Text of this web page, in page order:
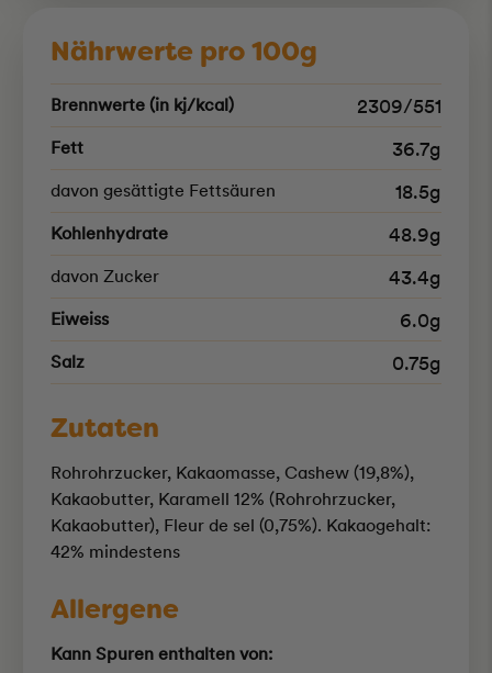
Nährwerte pro 100g
Brennwerte (in kj/kcal) 2309/551
Fett 36.7g
davon gesättigte Fettsäuren 18.5g
Kohlenhydrate 48.9g
davon Zucker 43.4g
Eiweiss 6.0g
Salz 0.75g
Zutaten
Rohrohrzucker, Kakaomasse, Cashew (19,8%),
Kakaobutter, Karamell 12% (Rohrohrzucker,
Kakaobutter), Fleur de sel (0,75%). Kakaogehalt:
42% mindestens
Allergene
Kann Spuren enthalten von: